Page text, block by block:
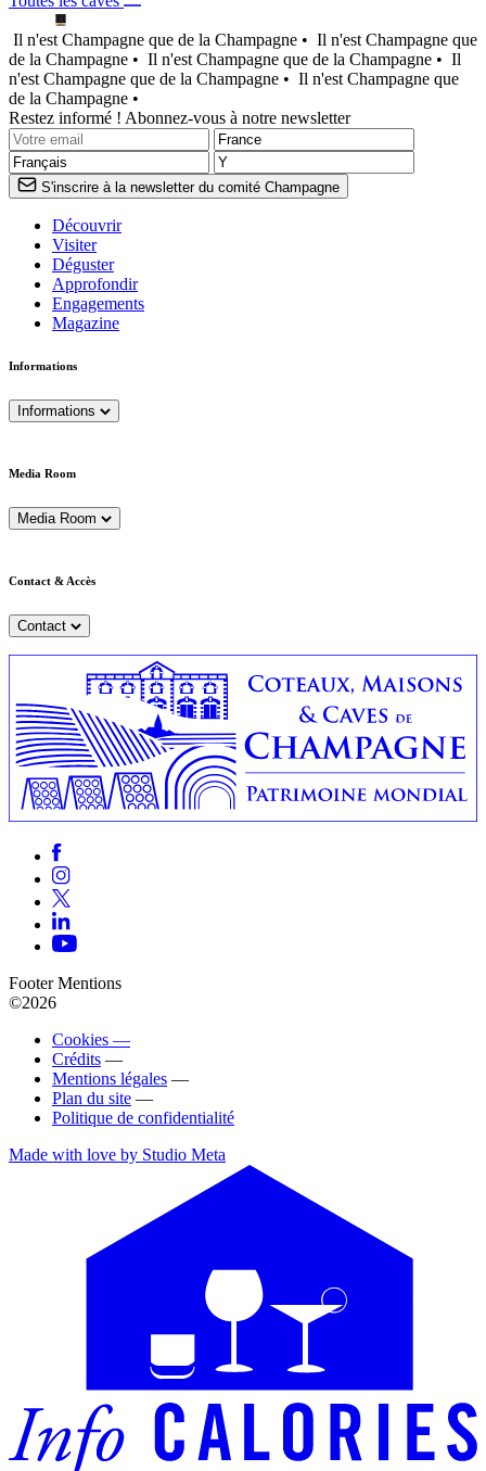
Il n'est Champagne que de la Champagne • Il n'est Champagne que
de la Champagne • Il n'est Champagne que de la Champagne • Il
n'est Champagne que de la Champagne • Il n'est Champagne que
de la Champagne •
Restez informé ! Abonnez-vous à notre newsletter
S'inscrire à la newsletter du comité Champagne
Découvrir
Visiter
Déguster
Approfondir
Engagements
Magazine
Informations
Informations
Media Room
Media Room
Contact & Accès
Contact
Footer Mentions
©2026
Cookies —
Crédits —
Mentions légales —
Plan du site —
Politique de confidentialité
Made with love by Studio Meta